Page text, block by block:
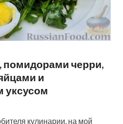
помидорами черри,
и
уксусом
кулинарии, на мой